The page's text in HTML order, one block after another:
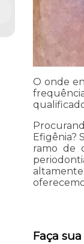
O onde
Efigênia?
ramo de
Faça